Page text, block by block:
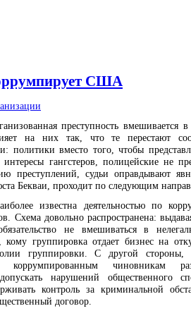
США
преступность вмешивается в
на них так, что те перестают
политики вместо того, чтобы
интересы гангстеров, полицейские не
преступлений, судьи оправдывают
Бекваи, проходит по следующим
известна деятельностью по
Схема довольно распространена:
не вмешиваться в
группировка отдает бизнес на
группировки. С другой стороны,
коррумпированным чиновникам
нарушений общественного
контроль за криминальной
договор.